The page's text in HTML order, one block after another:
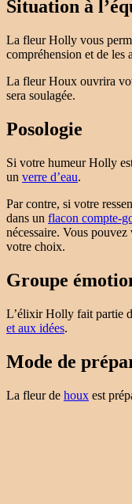
Situation à
La fleur Holly vous
compréhension et de les
La fleur Houx ouvrira
sera soulagée.
Posologie
Si votre humeur Holly
un verre d’eau.
Par contre, si votre
dans un flacon compte-
nécessaire. Vous pouvez
votre choix.
Groupe
L’élixir Holly fait partie
et aux idées.
Mode de
La fleur de houx est